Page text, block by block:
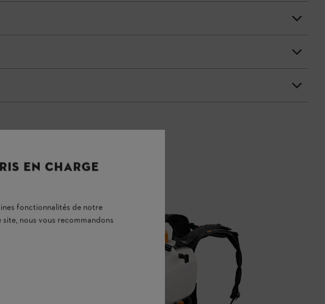
EN CHARGE
fonctionnalités de notre
nous vous recommandons